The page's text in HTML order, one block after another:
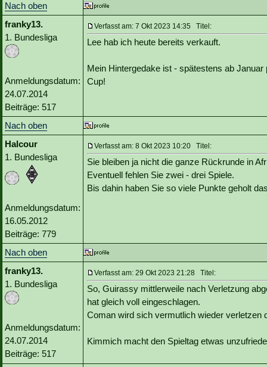
Nach oben
franky13.
1. Bundesliga
Anmeldungsdatum:
24.07.2014
Beiträge: 517
Verfasst am: 7 Okt 2023 14:35 Titel:
Lee hab ich heute bereits verkauft.
Mein Hintergedake ist - spätestens ab
Cup!
Nach oben
Halcour
1. Bundesliga
Anmeldungsdatum:
16.05.2012
Beiträge: 779
Verfasst am: 8 Okt 2023 10:20 Titel:
Sie bleiben ja nicht die ganze Rückrunde in
Eventuell fehlen Sie zwei - drei Spiele.
Bis dahin haben Sie so viele Punkte geholt
Nach oben
franky13.
1. Bundesliga
Anmeldungsdatum:
24.07.2014
Beiträge: 517
Verfasst am: 29 Okt 2023 21:28 Titel:
So, Guirassy mittlerweile nach Verletzung
hat gleich voll eingeschlagen.
Coman wird sich vermutlich wieder verletzen
Kimmich macht den Spieltag etwas